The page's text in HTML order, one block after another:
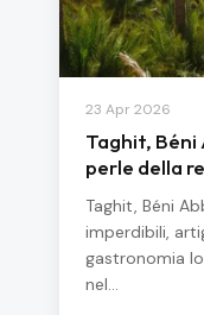
23 Apr 2026
Taghit, Béni
perle della
Taghit, Béni
imperdibili,
gastronomia
nel…